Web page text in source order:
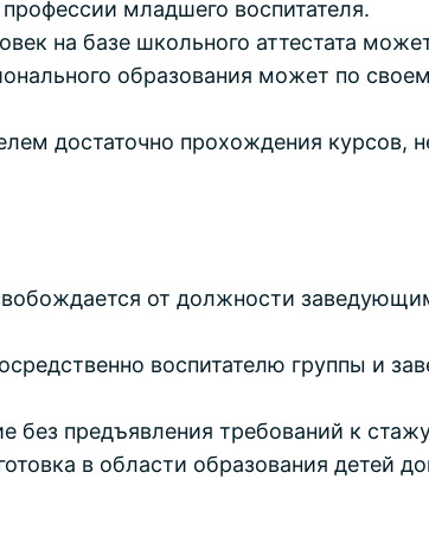
младшего воспитателя.
на базе школьного аттестата
образования может по
достаточно прохождения курсов,
от должности
воспитателю группы и
без предъявления требований к
в области образования детей